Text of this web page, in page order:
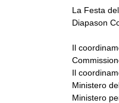
La Festa
Diapason
Il
Il
Ministero
Ministero